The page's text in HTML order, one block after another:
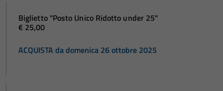
Biglietto "Posto Unico Ridotto under 25"
€ 25,00
ACQUISTA da domenica 26 ottobre 2025